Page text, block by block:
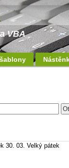
VBA
30. 03. Velký pátek